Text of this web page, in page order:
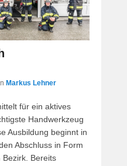
Markus Lehner
für ein aktives
Handwerkzeug
Ausbildung beginnt in
Abschluss in Form
Bereits